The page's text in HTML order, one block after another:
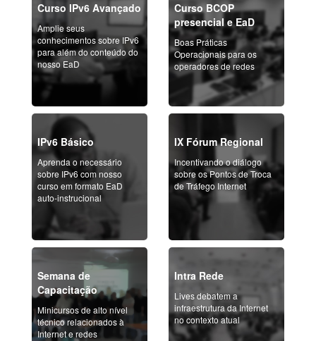
Curso IPv6 Avançado
Amplie seus
conhecimentos sobre IPv6
para além do conteúdo do
nosso EaD
Curso BCOP
presencial e EaD
Boas Práticas
Operacionais para os
operadores de redes
IPv6 Básico
Aprenda o necessário
sobre IPv6 com nosso
curso em formato EaD
auto-instrucional
IX Fórum Regional
Incentivando o diálogo
sobre os Pontos de Troca
de Tráfego Internet
Semana de
Capacitação
Minicursos de alto nível
técnico relacionados à
Internet e redes
Intra Rede
Lives debatem a
infraestrutura da Internet
no contexto atual